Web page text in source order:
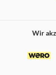
Perfekte
Wir